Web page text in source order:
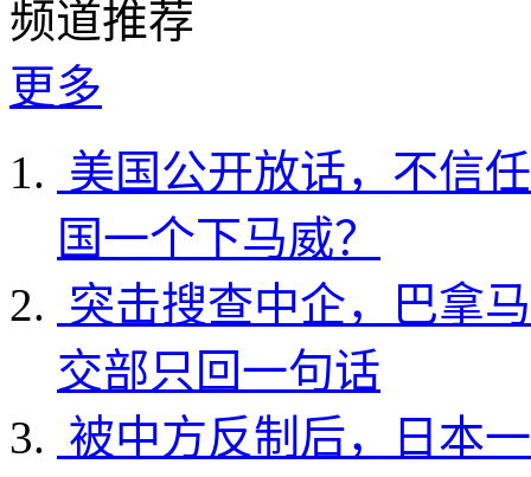
频道推荐
更多
美国公开放话，不信
国一个下马威？
突击搜查中企，巴拿
交部只回一句话
被中方反制后，日本